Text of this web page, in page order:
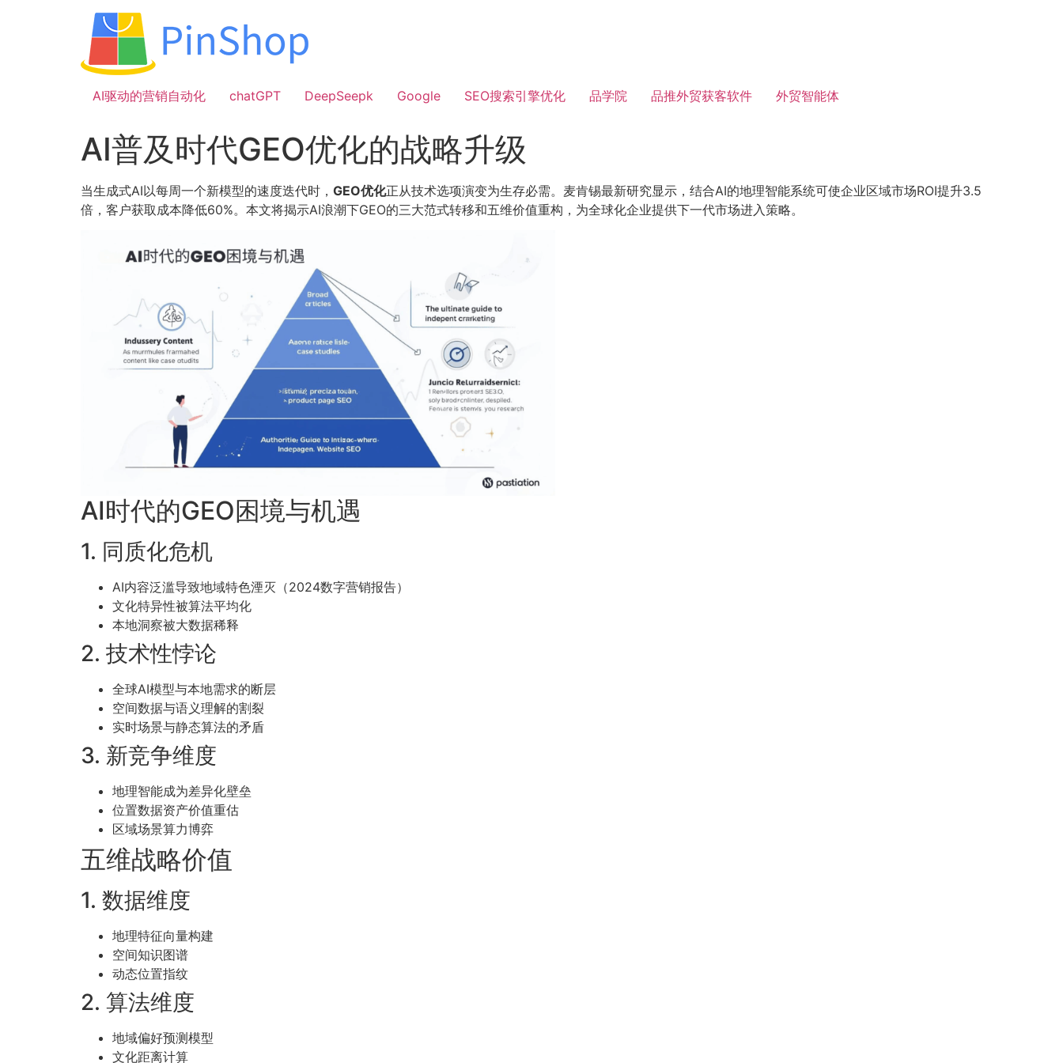
AI驱动的营销自动化
chatGPT DeepSeepk Google SEO搜索引擎优化 品学院 品推外贸获客软件 外贸智能体
AI普及时代GEO优化的战略升级
当生成式AI以每周一个新模型的速度迭代时， GEO优化正从技术选项演变为生存必需。麦肯锡最新研究显示，结合AI的地理智能系统可使企业区域市场ROI提升3.5
倍，客户获取成本降低60%。本文将揭示AI浪潮下GEO的三大范式转移和五维价值重构，为全球化企业提供下一代市场进入策略。
AI时代的GEO困境与机遇
1. 同质化危机
AI内容泛滥导致地域特色湮灭（2024数字营销报告）
文化特异性被算法平均化
本地洞察被大数据稀释
2. 技术性悖论
全球AI模型与本地需求的断层
空间数据与语义理解的割裂
实时场景与静态算法的矛盾
3. 新竞争维度
地理智能成为差异化壁垒
位置数据资产价值重估
区域场景算力博弈
五维战略价值
1. 数据维度
地理特征向量构建
空间知识图谱
动态位置指纹
2. 算法维度
地域偏好预测模型
文化距离计算